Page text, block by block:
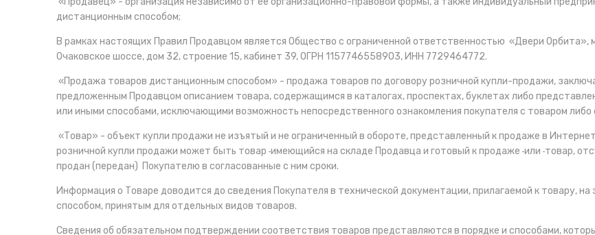
дистанционным способом;
В рамках настоящих Правил Продавцом является Общество с ограниченной ответственностью «Двери Орбита»,
Очаковское шоссе, дом 32, строение 15, кабинет 39, ОГРН 1157746558903, ИНН 7729464772.
«Продажа товаров дистанционным способом» - продажа товаров по договору розничной купли-продажи,
предложенным Продавцом описанием товара, содержащимся в каталогах, проспектах, буклетах либо
или иными способами, исключающими возможность непосредственного ознакомления покупателя с товаром либо
«Товар» - объект купли продажи не изъятый и не ограниченный в обороте, представленный к продаже в
розничной купли продажи может быть товар имеющийся на складе Продавца и готовый к продаже или товар,
продан (передан) Покупателю в согласованные с ним сроки.
Информация о Товаре доводится до сведения Покупателя в технической документации, прилагаемой к товару,
способом, принятым для отдельных видов товаров.
Сведения об обязательном подтверждении соответствия товаров представляются в порядке и способами,